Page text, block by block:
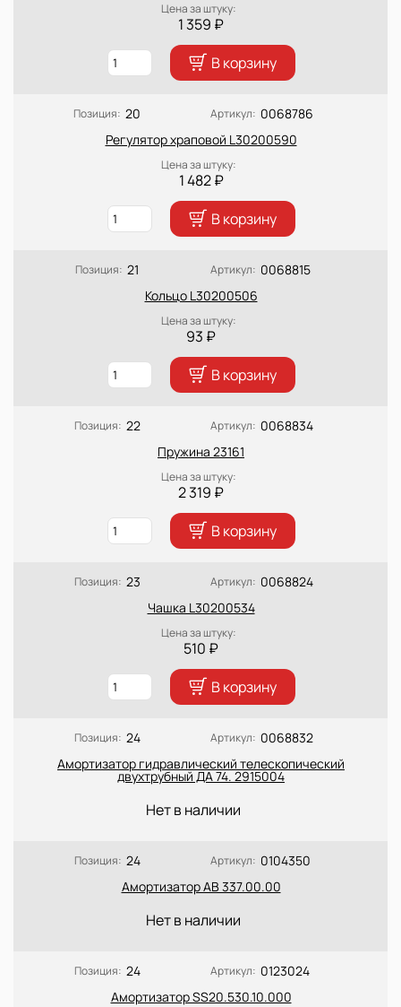
Цена за штуку:
1 359 ₽
В корзину
Позиция: 20 Артикул: 0068786
Регулятор храповой L30200590
Цена за штуку:
1 482 ₽
В корзину
Позиция: 21 Артикул: 0068815
Кольцо L30200506
Цена за штуку:
93 ₽
В корзину
Позиция: 22 Артикул: 0068834
Пружина 23161
Цена за штуку:
2 319 ₽
В корзину
Позиция: 23 Артикул: 0068824
Чашка L30200534
Цена за штуку:
510 ₽
В корзину
Позиция: 24 Артикул: 0068832
Амортизатор гидравлический телескопический
двухтрубный ДА 74. 2915004
Нет в наличии
Позиция: 24 Артикул: 0104350
Амортизатор АВ 337.00.00
Нет в наличии
Позиция: 24 Артикул: 0123024
Амортизатор SS20.530.10.000